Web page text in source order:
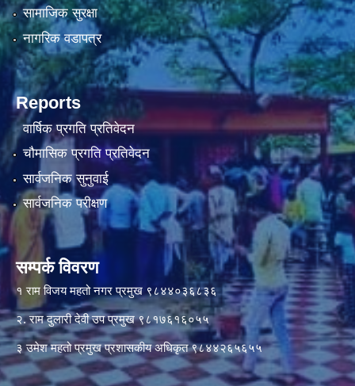
सामाजिक सुरक्षा
नागरिक वडापत्र
Reports
वार्षिक प्रगति प्रतिवेदन
चौमासिक प्रगति प्रतिवेदन
सार्वजनिक सुनुवाई
सार्वजनिक परीक्षण
सम्पर्क विवरण
१ राम विजय महतो नगर प्रमुख ९८४४०३६८३६
२. राम दुलारी देवी उप प्रमुख ९८१७६१६०५५
३ उमेश महतो प्रमुख प्रशासकीय अधिकृत ९८४४२६५६५५